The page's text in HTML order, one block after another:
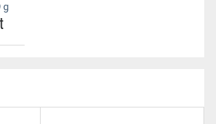
g